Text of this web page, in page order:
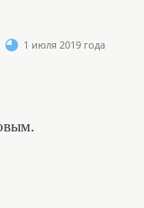
1 июля 2019 года